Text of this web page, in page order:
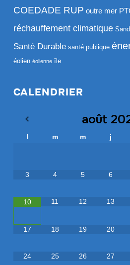
COEDADE RUP outre mer
réchauffement climatique
Santé Durable santé publique
éolien éolienne île
CALENDRIER
août
l m m j
3 4 5 6
10 11 12 13
17 18 19 20
24 25 26 27